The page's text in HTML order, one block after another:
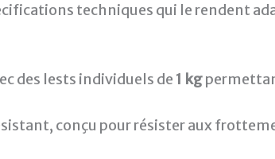
techniques qui le rendent
des lests individuels de 1 kg
conçu pour résister aux